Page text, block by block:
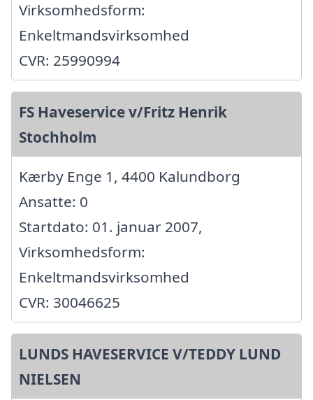
Virksomhedsform:
Enkeltmandsvirksomhed
CVR: 25990994
FS Haveservice v/Fritz Henrik
Stochholm
Kærby Enge 1, 4400 Kalundborg
Ansatte: 0
Startdato: 01. januar 2007,
Virksomhedsform:
Enkeltmandsvirksomhed
CVR: 30046625
LUNDS HAVESERVICE V/TEDDY LUND
NIELSEN